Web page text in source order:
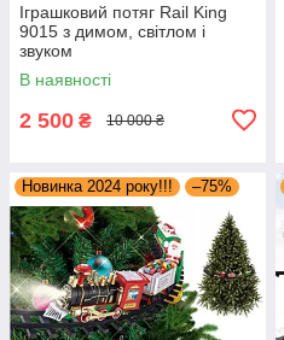
Іграшковий потяг Rail King
9015 з димом, світлом і
звуком
В наявності
2 500 ₴ 10 000 ₴
Новинка 2024 року!!! –75%